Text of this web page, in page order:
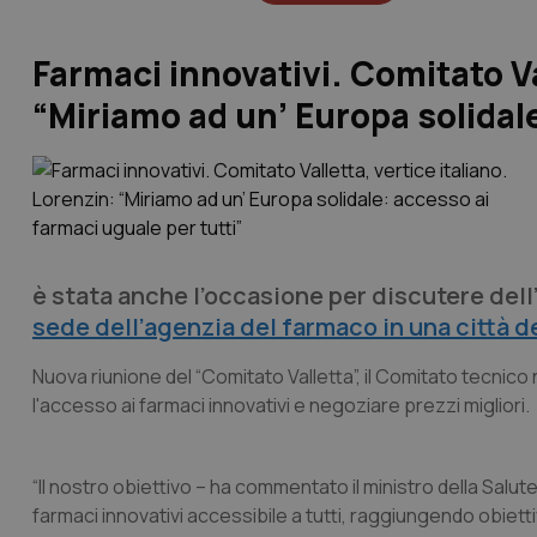
Farmaci innovativi. Comitato
“Miriamo ad un’ Europa
è stata anche l’occasione per discutere
sede dell’agenzia del farmaco in una città
Nuova riunione del “Comitato Valletta”, il Comitato
l'accesso ai farmaci innovativi e negoziare prezzi migliori.
“Il nostro obiettivo – ha commentato il ministro della
farmaci innovativi accessibile a tutti, raggiungendo